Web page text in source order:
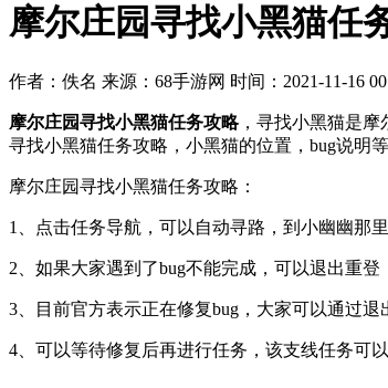
摩尔庄园寻找小黑猫任
作者：佚名 来源：68手游网 时间：2021-11-16
摩尔庄园寻找小黑猫任务攻略，寻找小黑猫是摩
寻找小黑猫任务攻略，小黑猫的位置，bug说明
摩尔庄园寻找小黑猫任务攻略：
1、点击任务导航，可以自动寻路，到小幽幽那
2、如果大家遇到了bug不能完成，可以退出重
3、目前官方表示正在修复bug，大家可以通过
4、可以等待修复后再进行任务，该支线任务可